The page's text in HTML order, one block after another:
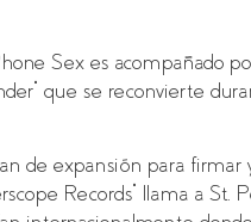
Sex es acompañado
que se reconvierte
de expansión para firmar
Records” llama a